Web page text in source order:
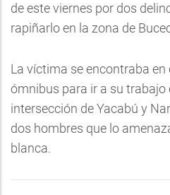
de este viernes por dos
rapiñarlo en la zona de
La víctima se encontraba
ómnibus para ir a su trabajo
intersección de Yacabú y
dos hombres que lo
blanca.